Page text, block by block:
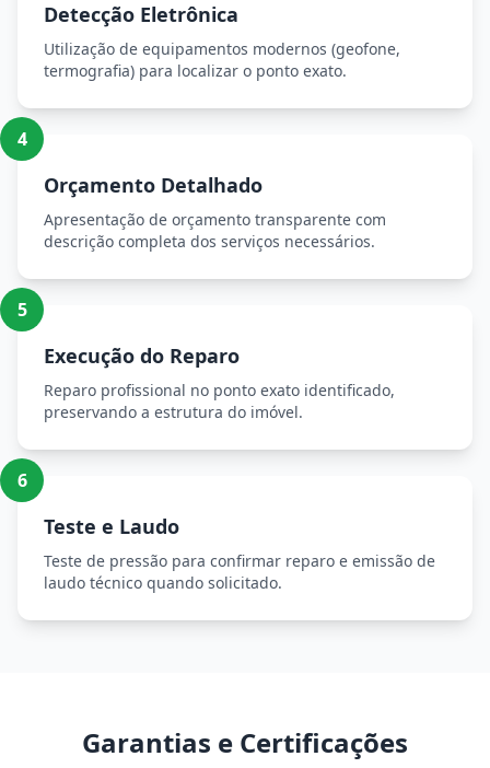
Detecção Eletrônica
Utilização de equipamentos modernos (geofone,
termografia) para localizar o ponto exato.
4
Orçamento Detalhado
Apresentação de orçamento transparente com
descrição completa dos serviços necessários.
5
Execução do Reparo
Reparo profissional no ponto exato identificado,
preservando a estrutura do imóvel.
6
Teste e Laudo
Teste de pressão para confirmar reparo e emissão de
laudo técnico quando solicitado.
Garantias e Certificações